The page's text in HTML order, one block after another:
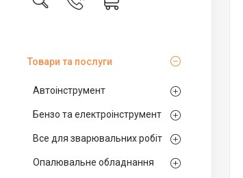
Товари та послуги
Автоінструмент
Бензо та електроінструмент
Все для зварювальних робіт
Опалювальне обладнання